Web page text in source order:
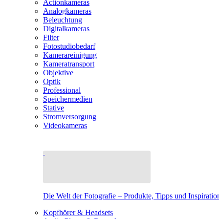
Actionkameras
Analogkameras
Beleuchtung
Digitalkameras
Filter
Fotostudiobedarf
Kamerareinigung
Kameratransport
Objektive
Optik
Professional
Speichermedien
Stative
Stromversorgung
Videokameras
Die Welt der Fotografie – Produkte, Tipps und
Kopfhörer & Headsets